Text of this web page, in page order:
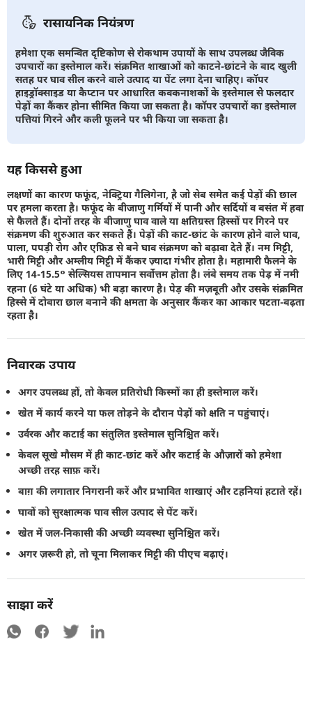
रासायनिक नियंत्रण
हमेशा एक समन्वित दृष्टिकोण से रोकथाम उपायों के साथ उपलब्ध जैविक
उपचारों का इस्तेमाल करें। संक्रमित शाखाओं को काटने-छांटने के बाद खुली
सतह पर घाव सील करने वाले उत्पाद या पेंट लगा देना चाहिए। कॉपर
हाइड्रॉक्साइड या कैप्टान पर आधारित कवकनाशकों के इस्तेमाल से फलदार
पेड़ों का कैंकर होना सीमित किया जा सकता है। कॉपर उपचारों का इस्तेमाल
पत्तियां गिरने और कली फूलने पर भी किया जा सकता है।
यह किससे हुआ
लक्षणों का कारण फफूंद, नेक्ट्रिया गैलिगेना, है जो सेब समेत कई पेड़ों की छाल
पर हमला करता है। फफूंद के बीजाणु गर्मियों में पानी और सर्दियों व बसंत में हवा
से फैलते हैं। दोनों तरह के बीजाणु घाव वाले या क्षतिग्रस्त हिस्सों पर गिरने पर
संक्रमण की शुरुआत कर सकते हैं। पेड़ों की काट-छांट के कारण होने वाले घाव,
पाला, पपड़ी रोग और एफ़िड से बने घाव संक्रमण को बढ़ावा देते हैं। नम मिट्टी,
भारी मिट्टी और अम्लीय मिट्टी में कैंकर ज़्यादा गंभीर होता है। महामारी फैलने के
लिए 14-15.5° सेल्सियस तापमान सर्वोत्तम होता है। लंबे समय तक पेड़ में नमी
रहना (6 घंटे या अधिक) भी बड़ा कारण है। पेड़ की मज़बूती और उसके संक्रमित
हिस्से में दोबारा छाल बनाने की क्षमता के अनुसार कैंकर का आकार घटता-बढ़ता
रहता है।
निवारक उपाय
अगर उपलब्ध हों, तो केवल प्रतिरोधी किस्मों का ही इस्तेमाल करें।
खेत में कार्य करने या फल तोड़ने के दौरान पेड़ों को क्षति न पहुंचाएं।
उर्वरक और कटाई का संतुलित इस्तेमाल सुनिश्चित करें।
केवल सूखे मौसम में ही काट-छांट करें और कटाई के औज़ारों को हमेशा
अच्छी तरह साफ़ करें।
बाग़ की लगातार निगरानी करें और प्रभावित शाखाएं और टहनियां हटाते रहें।
घावों को सुरक्षात्मक घाव सील उत्पाद से पेंट करें।
खेत में जल-निकासी की अच्छी व्यवस्था सुनिश्चित करें।
अगर ज़रूरी हो, तो चूना मिलाकर मिट्टी की पीएच बढ़ाएं।
साझा करें